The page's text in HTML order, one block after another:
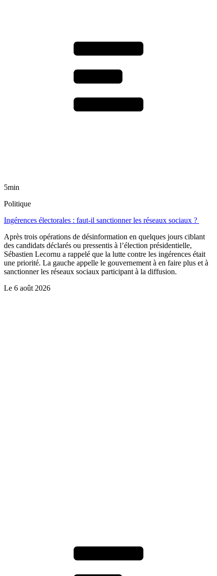
5min
Politique
Ingérences électorales : faut-il sanctionner les réseaux sociaux ?
Après trois opérations de désinformation en quelques jours ciblant
des candidats déclarés ou pressentis à l’élection présidentielle,
Sébastien Lecornu a rappelé que la lutte contre les ingérences était
une priorité. La gauche appelle le gouvernement à en faire plus et à
sanctionner les réseaux sociaux participant à la diffusion.
Le 6 août 2026